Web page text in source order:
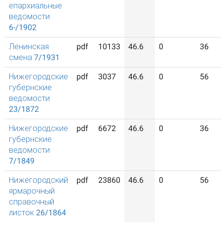
епархиальные
ведомости
6-/1902
Ленинская
смена 7/1931
pdf 10133 46.6 0 36
Нижегородские
губернские
ведомости
23/1872
pdf 3037 46.6 0 56
Нижегородские
губернские
ведомости
7/1849
pdf 6672 46.6 0 36
Нижегородский
ярмарочный
справочный
листок 26/1864
pdf 23860 46.6 0 56